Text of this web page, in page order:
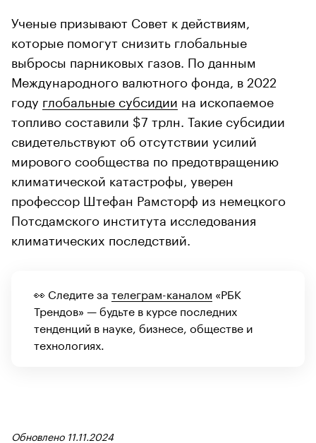
Ученые призывают Совет к действиям,
которые помогут снизить глобальные
выбросы парниковых газов. По данным
Международного валютного фонда, в 2022
году глобальные субсидии на ископаемое
топливо составили $7 трлн. Такие субсидии
свидетельствуют об отсутствии усилий
мирового сообщества по предотвращению
климатической катастрофы, уверен
профессор Штефан Рамсторф из немецкого
Потсдамского института исследования
климатических последствий.
👀 Следите за телеграм-каналом «РБК
Трендов» — будьте в курсе последних
тенденций в науке, бизнесе, обществе и
технологиях.
Обновлено 11.11.2024